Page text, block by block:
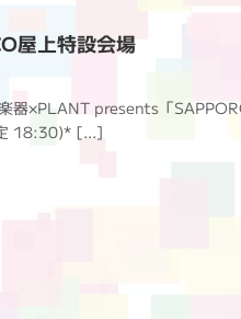
屋上特設会場
器×PLANT presents「
18:30)* […]